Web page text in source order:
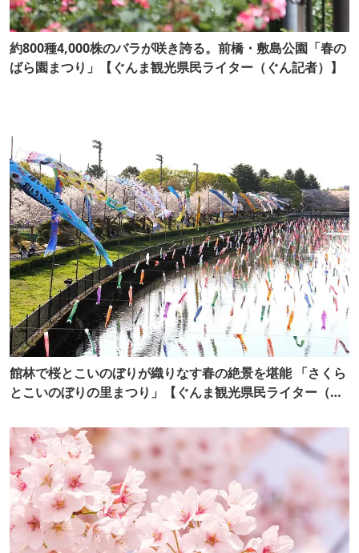
約800種4,000株のバラが咲き誇る。前橋・敷島公園「春の
ばら園まつり」【ぐんま観光県民ライター（ぐん記者）】
館林で桜とこいのぼりが織りなす春の絶景を堪能 「さくら
とこいのぼりの里まつり」【ぐんま観光県民ライター（ぐ